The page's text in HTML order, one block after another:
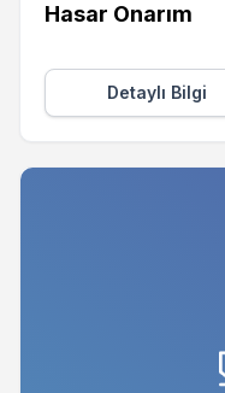
Hasar Onarım
Detaylı Bilgi